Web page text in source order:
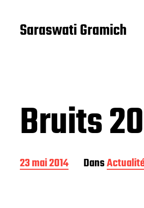
Saraswati Gramich
Bruits
D
a
23 mai 2014 Dans